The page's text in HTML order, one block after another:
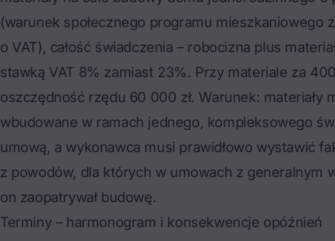
(warunek społecznego programu mieszkaniowego
o VAT), całość świadczenia – robocizna plus
stawką VAT 8% zamiast 23%. Przy materiale za
oszczędność rzędu 60 000 zł. Warunek: materiały
wbudowane w ramach jednego, kompleksowego
umową, a wykonawca musi prawidłowo wystawić
z powodów, dla których w umowach z generalnym
on zaopatrywał budowę.
Terminy – harmonogram i konsekwencje opóźnień